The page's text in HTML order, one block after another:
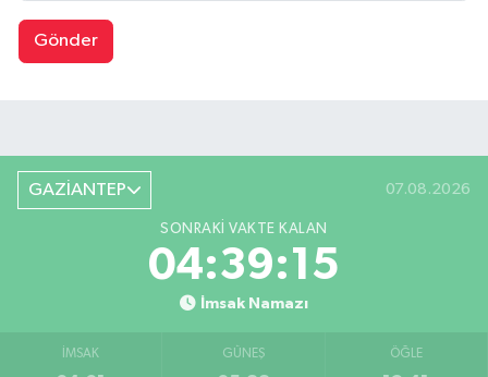
Gönder
GAZİANTEP 07.08.2026
SONRAKI VAKTE KALAN
04:39:15
İmsak Namazı
İMSAK GÜNEŞ ÖĞLE